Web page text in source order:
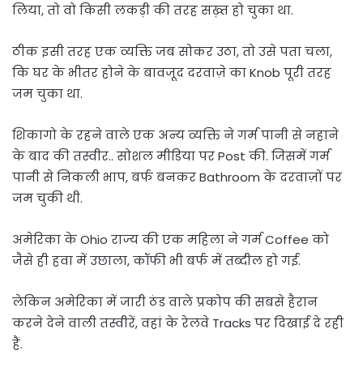
लिया, तो वो किसी लकड़ी की तरह सख़्त हो चुका था.
ठीक इसी तरह एक व्यक्ति जब सोकर उठा, तो उसे पता चला,
कि घर के भीतर होने के बावजूद दरवाज़े का Knob पूरी तरह
जम चुका था.
शिकागो के रहने वाले एक अन्य व्यक्ति ने गर्म पानी से नहाने
के बाद की तस्वीर.. सोशल मीडिया पर Post की. जिसमें गर्म
पानी से निकली भाप, बर्फ बनकर Bathroom के दरवाज़ों पर
जम चुकी थी.
अमेरिका के Ohio राज्य की एक महिला ने गर्म Coffee को
जैसे ही हवा में उछाला, कॉफी भी बर्फ में तब्दील हो गई.
लेकिन अमेरिका में जारी ठंड वाले प्रकोप की सबसे हैरान
करने देने वाली तस्वीरें, वहां के रेलवे Tracks पर दिखाई दे रही
हैं.